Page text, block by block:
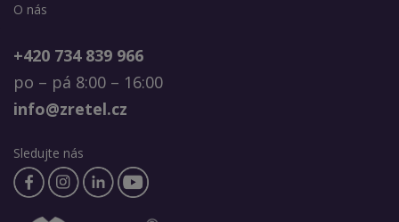
O nás
+420 734 839 966
po – pá 8:00 – 16:00
info@zretel.cz
Sledujte nás